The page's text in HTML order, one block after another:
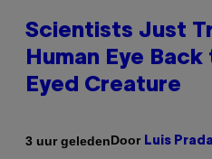
Scientists Just
Human Eye
Eyed Creature
3 uur geledenDoor Luis Prada